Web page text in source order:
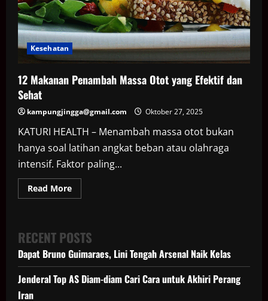
Kesehatan
12 Makanan Penambah Massa Otot yang Efektif dan
Sehat
kampungjingga@gmail.com Oktober 27, 2025
KATURI HEALTH – Menambah massa otot bukan
hanya soal latihan angkat beban atau olahraga
intensif. Faktor paling...
Read MoreRead
more
Massa
Otot
yang
Sehat
RECENT POSTS
Dapat Bruno Guimaraes, Lini Tengah Arsenal Naik Kelas
Jenderal Top AS Diam-diam Cari Cara untuk Akhiri Perang
Iran